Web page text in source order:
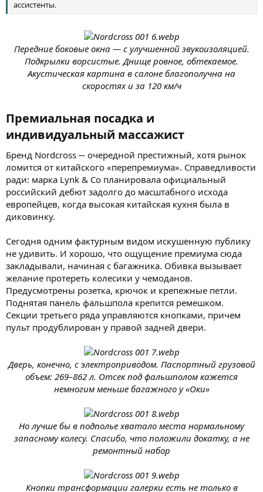
ассистенты.
Передние боковые окна — с улучшенной звукоизоляцией.
Подкрылки ворсистые. Днище ровное, обтекаемое.
Акустическая картина в салоне благополучна на
скоростях и за 120 км/ч
Премиальная посадка и
индивидуальный массажист​
Бренд Nordcross ─ очередной престижный, хотя рынок
ломится от китайского «перепремиума». Справедливости
ради: марка Lynk & Co планировала официальный
российский дебют задолго до масштабного исхода
европейцев, когда высокая китайская кухня была в
диковинку.
Сегодня одним фактурным видом искушенную публику
не удивить. И хорошо, что ощущение премиума сюда
закладывали, начиная с багажника. Обивка вызывает
желание протереть колесики у чемоданов.
Предусмотрены розетка, крючок и крепежные петли.
Поднятая панель фальшпола крепится ремешком.
Секции третьего ряда управляются кнопками, причем
пульт продублирован у правой задней двери.
Дверь, конечно, с электроприводом. Паспортный грузовой
объем: 269–862 л. Отсек под фальшполом кажется
немногим меньше багажного у «Оки»
Но лучше бы в подполье хватало места нормальному
запасному колесу. Спасибо, что положили докатку, а не
ремонтный набор
Кнопки трансформации галерки есть не только в